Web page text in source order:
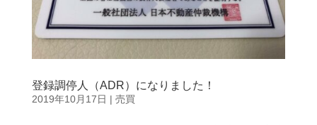
登録調停人（ADR）になりました！
2019年10月17日 | 売買